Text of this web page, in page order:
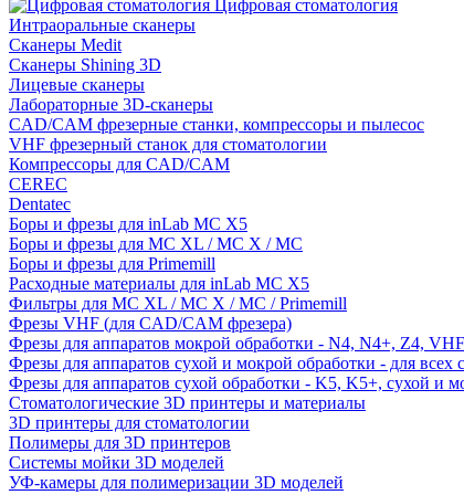
Цифровая стоматология
Интраоральные сканеры
Сканеры Medit
Сканеры Shining 3D
Лицевые сканеры
Лабораторные 3D-сканеры
CAD/CAM фрезерные станки, компрессоры и пылесос
VHF фрезерный станок для стоматологии
Компрессоры для CAD/CAM
CEREC
Dentatec
Боры и фрезы для inLab MC X5
Боры и фрезы для MC XL / MC X / MC
Боры и фрезы для Primemill
Расходные материалы для inLab MC X5
Фильтры для MC XL / MC X / MC / Primemill
Фрезы VHF (для CAD/CAM фрезера)
Фрезы для аппаратов мокрой обработки - N4, N4+, Z4, VHF
Фрезы для аппаратов сухой и мокрой обработки - для всех
Фрезы для аппаратов сухой обработки - K5, K5+, сухой и
Стоматологические 3D принтеры и материалы
3D принтеры для стоматологии
Полимеры для 3D принтеров
Системы мойки 3D моделей
УФ-камеры для полимеризации 3D моделей